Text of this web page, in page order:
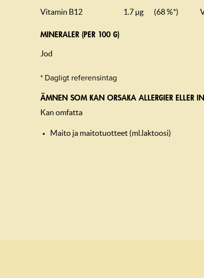
Vitamin B12 1.7 µg (68 %*)
MINERALER (PER 100 G)
Jod
* Dagligt referensintag
ÄMNEN SOM KAN ORSAKA ALLERGIER ELLER
Kan omfatta
Maito ja maitotuotteet (ml.laktoosi)